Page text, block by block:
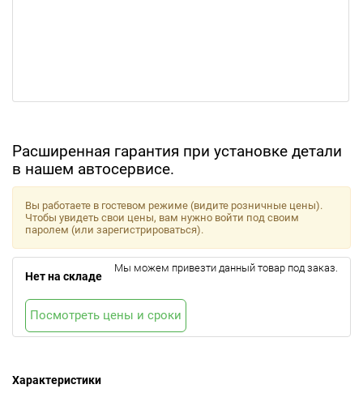
Расширенная гарантия при установке детали
в нашем автосервисе.
Характеристики
Вы работаете в гостевом режиме (видите розничные цены).
Чтобы увидеть свои цены, вам нужно войти под своим
паролем (или зарегистрироваться).
Нет на складе
Мы можем привезти данный товар под заказ.
Посмотреть цены и сроки